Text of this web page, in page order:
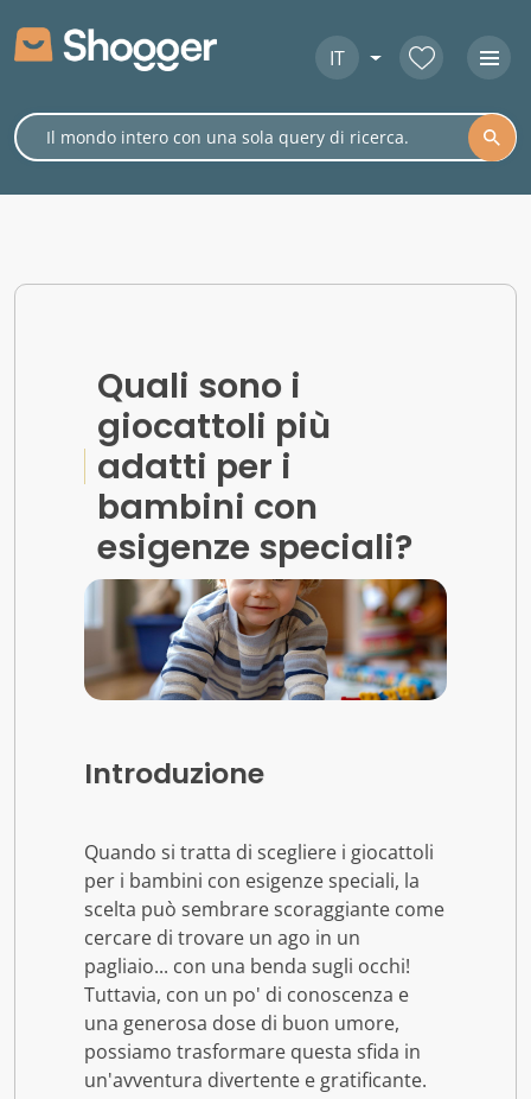
IT
Quali sono i
giocattoli più
adatti per i
bambini con
esigenze speciali?
Introduzione
Quando si tratta di scegliere i giocattoli
per i bambini con esigenze speciali, la
scelta può sembrare scoraggiante come
cercare di trovare un ago in un
pagliaio... con una benda sugli occhi!
Tuttavia, con un po' di conoscenza e
una generosa dose di buon umore,
possiamo trasformare questa sfida in
un'avventura divertente e gratificante.